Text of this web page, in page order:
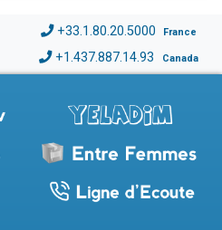
+33.1.80.20.5000 France
+1.437.887.14.93 Canada